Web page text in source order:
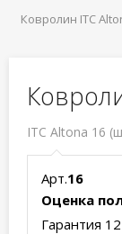
Ковролин ITC
ITC Altona 16
Арт.16
Оценка
Гарантия